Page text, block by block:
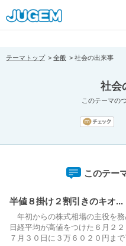
[pear_error:
prefix="" info=""]
テーマトップ 全般 社会の出来事
社会
このテーマの
このテー
半値８掛け２割引きのキオ...
年初からの株式相場の主役を
日経平均が高値をつけた６月２
７月３０日に３万６０２０円まで